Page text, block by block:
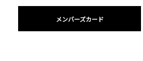
メンバーズカード